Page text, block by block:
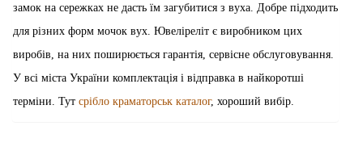
замок на сережках не дасть їм загубитися з вуха. Добре підходить
для різних форм мочок вух. Ювеліреліт є виробником цих
виробів, на них поширюється гарантія, сервісне обслуговування.
У всі міста України комплектація і відправка в найкоротші
терміни. Тут срібло краматорськ каталог, хороший вибір.